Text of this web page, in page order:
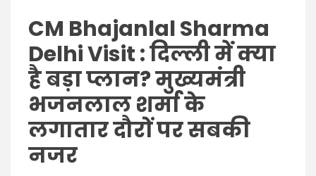
Hindi
News
CM Bhajanlal Sharma
Delhi Visit : दिल्ली में क्या
है बड़ा प्लान? मुख्यमंत्री
भजनलाल शर्मा के
लगातार दौरों पर सबकी
नजर